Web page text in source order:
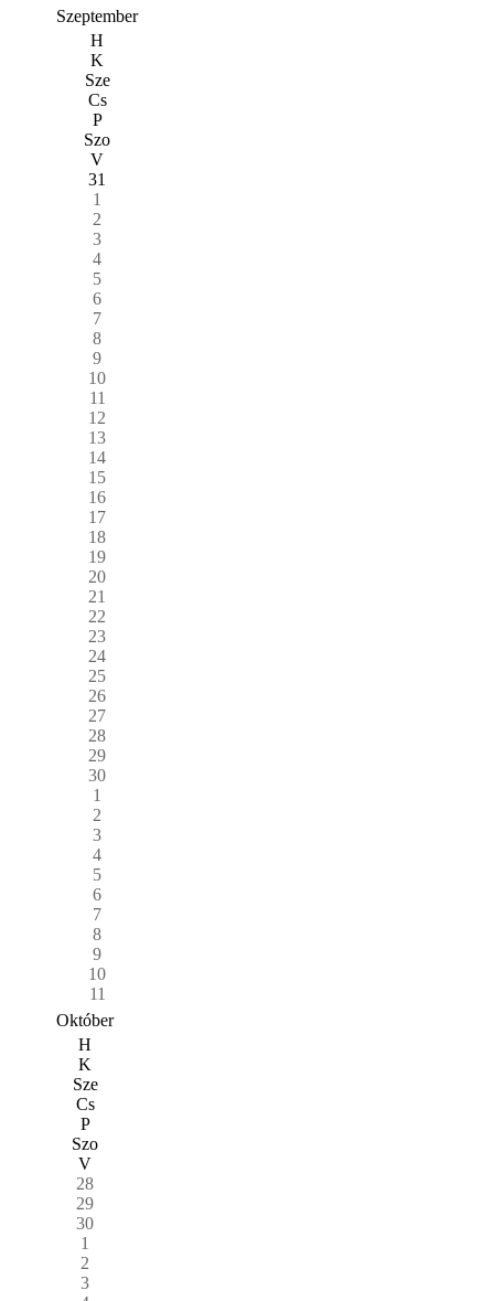
Szeptember
H
K
Sze
Cs
P
Szo
V
31
1
2
3
4
5
6
7
8
9
10
11
12
13
14
15
16
17
18
19
20
21
22
23
24
25
26
27
28
29
30
1
2
3
4
5
6
7
8
9
10
11
Október
H
K
Sze
Cs
P
Szo
V
28
29
30
1
2
3